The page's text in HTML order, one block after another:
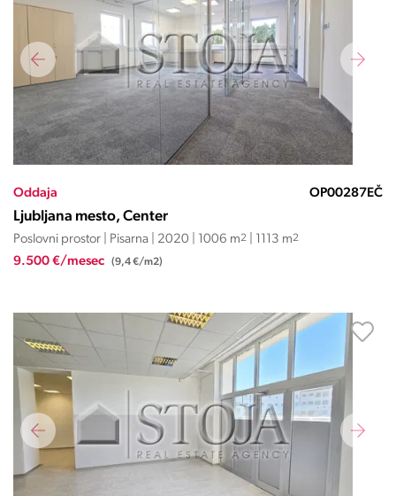
Oddaja OP00287EČ
Ljubljana mesto, Center
Poslovni prostor | Pisarna | 2020 | 1006 m2 | 1113 m2
9.500 €/mesec (9,4 €/m2)